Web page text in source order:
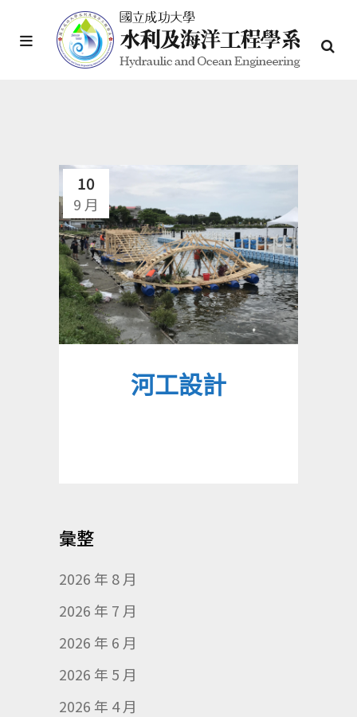
10
9 月
河工設計
彙整
2026 年 8 月
2026 年 7 月
2026 年 6 月
2026 年 5 月
2026 年 4 月